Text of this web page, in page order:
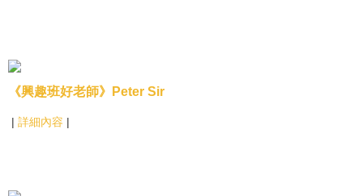
《興趣班好老師》Peter Sir
| 詳細內容 |